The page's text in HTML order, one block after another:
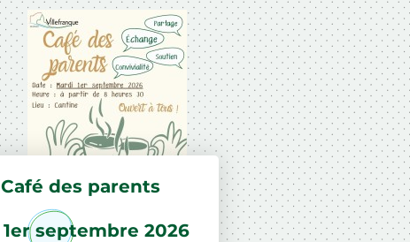
Café des parents
1er septembre 2026